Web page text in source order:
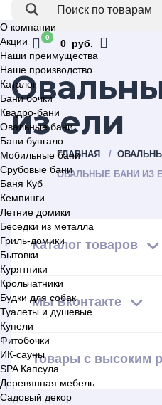
0
0 руб.
О компании
Акции
Наши преимущества
Наше производство
Каталог
Бани бочки
Квадро-бани
Овальные бани
Бани бунгало
Мобильные бани
Срубовые бани
Баня Куб
Кемпинги
Летние домики
Беседки из металла
Гриль-домики
Бытовки
Курятники
Крольчатники
Будки для собак
Туалеты и душевые
Купели
Фитобочки
ИК-сауны
SPA Капсула
Деревянная мебель
Садовый декор
из ели
ГЛАВНАЯ
ОВАЛЬНЫЕ БАНИ ИЗ
Каталог товаров
Мы Вконтакте
Товары с высоким